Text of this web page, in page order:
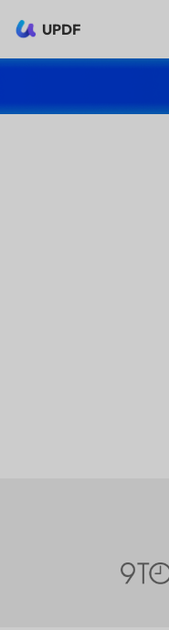
UPDF